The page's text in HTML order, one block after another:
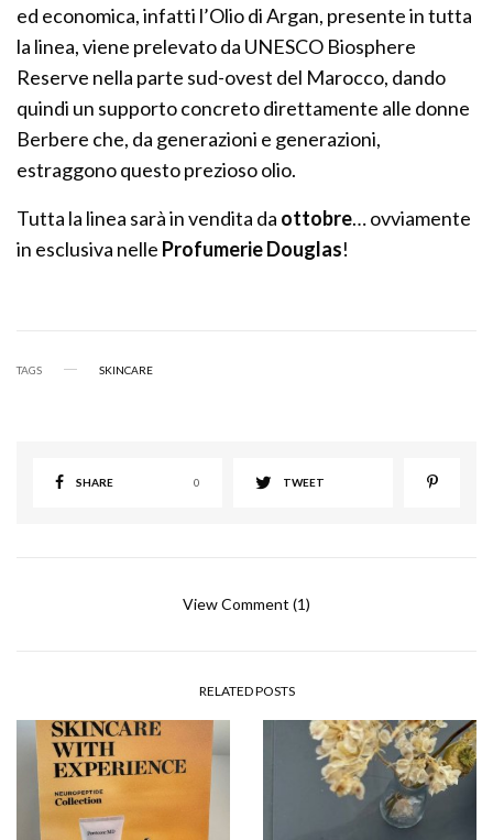
ed economica, infatti l’Olio di Argan, presente in tutta
la linea, viene prelevato da UNESCO Biosphere
Reserve nella parte sud-ovest del Marocco, dando
quindi un supporto concreto direttamente alle donne
Berbere che, da generazioni e generazioni,
estraggono questo prezioso olio.
Tutta la linea sarà in vendita da ottobre… ovviamente
in esclusiva nelle Profumerie Douglas!
TAGS SKINCARE
SHARE 0 TWEET
View Comment (1)
RELATED POSTS